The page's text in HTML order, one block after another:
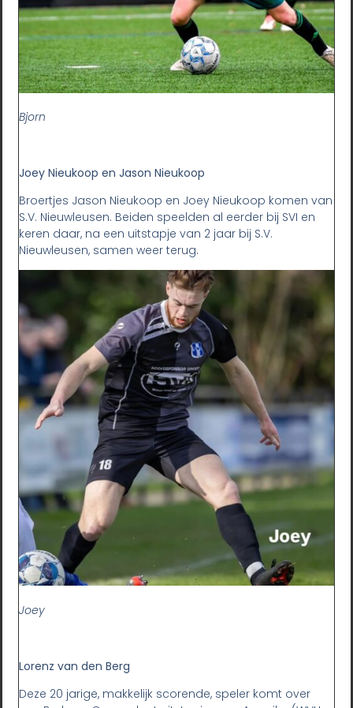
Bjorn
Joey Nieukoop en Jason Nieukoop
Broertjes Jason Nieukoop en Joey Nieukoop komen van
S.V. Nieuwleusen. Beiden speelden al eerder bij SVI en
keren daar, na een uitstapje van 2 jaar bij S.V.
Nieuwleusen, samen weer terug.
Joey
Lorenz van den Berg
Deze 20 jarige, makkelijk scorende, speler komt over